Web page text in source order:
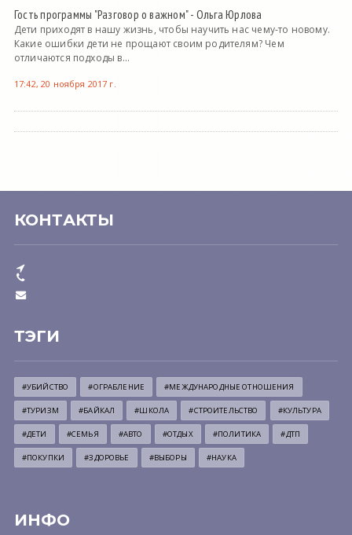
Гость программы "Разговор о важном" - Ольга Юрлова
Дети приходят в нашу жизнь, чтобы научить нас чему-то новому.
Какие ошибки дети не прощают своим родителям? Чем
отличаются подходы в...
17:42, 20 ноября 2017 г.
КОНТАКТЫ
ТЭГИ
#УБИЙСТВО #ОГРАБЛЕНИЕ #МЕЖДУНАРОДНЫЕ ОТНОШЕНИЯ
#ТУРИЗМ #БАЙКАЛ #ШКОЛА #СТРОИТЕЛЬСТВО #КУЛЬТУРА
#ДЕТИ #СЕМЬЯ #АВТО #ОТДЫХ #ПОЛИТИКА #ДТП
#ПОКУПКИ #ЗДОРОВЬЕ #ВЫБОРЫ #НАУКА
ИНФО